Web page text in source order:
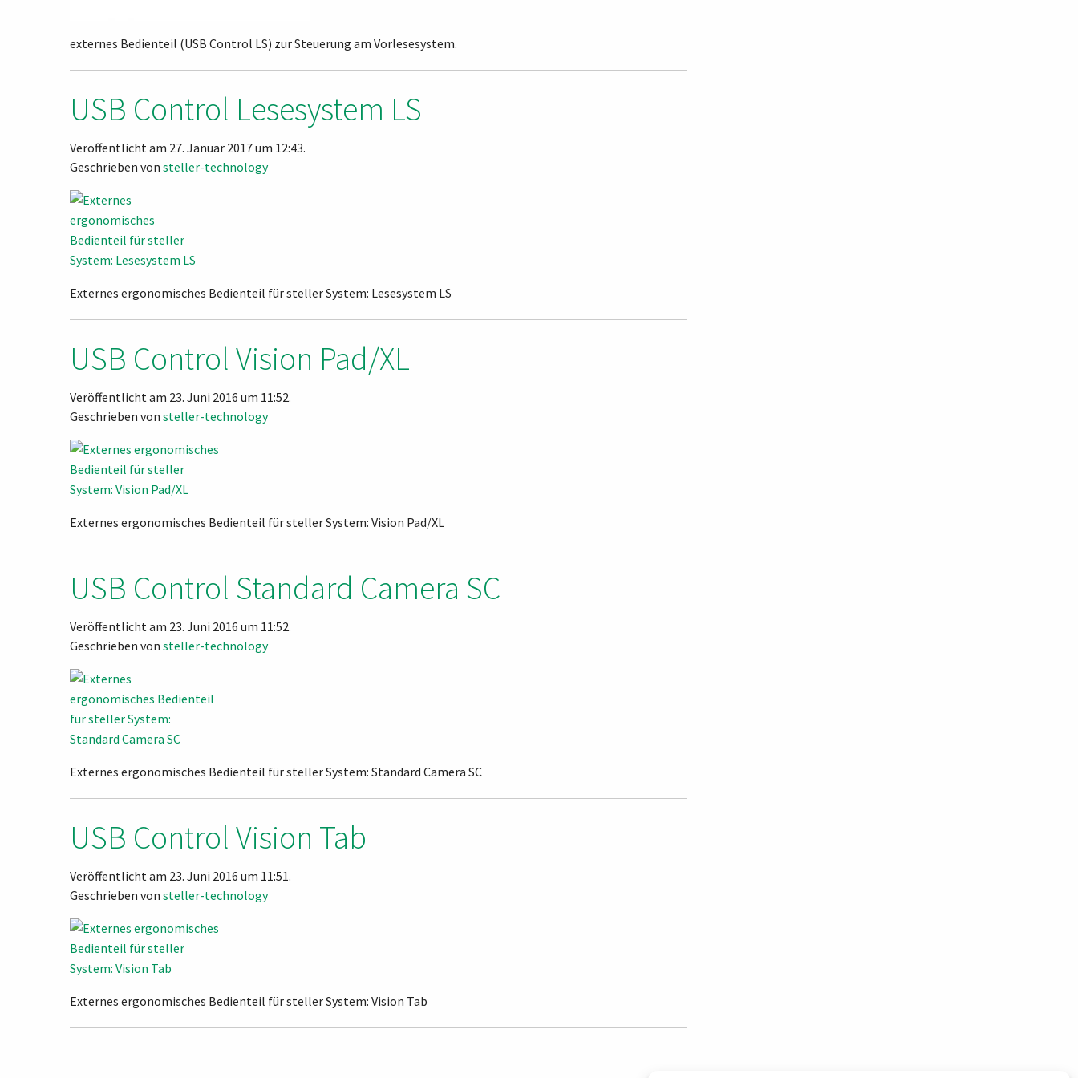
externes Bedienteil (USB Control LS) zur Steuerung am Vorlesesystem.
USB Control Lesesystem LS
Veröffentlicht am 27. Januar 2017 um 12:43.
Geschrieben von steller-technology
Externes ergonomisches Bedienteil für steller System: Lesesystem LS
USB Control Vision Pad/XL
Veröffentlicht am 23. Juni 2016 um 11:52.
Geschrieben von steller-technology
Externes ergonomisches Bedienteil für steller System: Vision Pad/XL
USB Control Standard Camera SC
Veröffentlicht am 23. Juni 2016 um 11:52.
Geschrieben von steller-technology
Externes ergonomisches Bedienteil für steller System: Standard Camera SC
USB Control Vision Tab
Veröffentlicht am 23. Juni 2016 um 11:51.
Geschrieben von steller-technology
Externes ergonomisches Bedienteil für steller System: Vision Tab